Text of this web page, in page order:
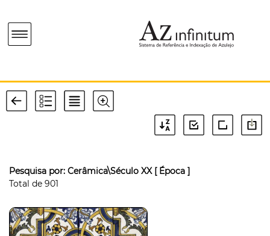
Pesquisa por: Cerâmica\Século XX [ Época ]
Total de 901